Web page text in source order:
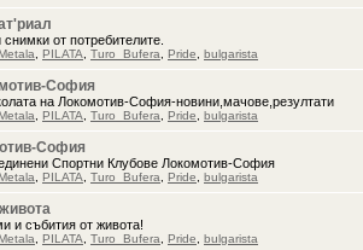
от потребителите.
PILATA Turo_Bufera Pride bulgarista
София
на Локомотив-София-новини,мачове,резултати
PILATA Turo_Bufera Pride bulgarista
София
Спортни Клубове Локомотив-София
PILATA Turo_Bufera Pride bulgarista
и събития от живота!
PILATA Turo_Bufera Pride bulgarista